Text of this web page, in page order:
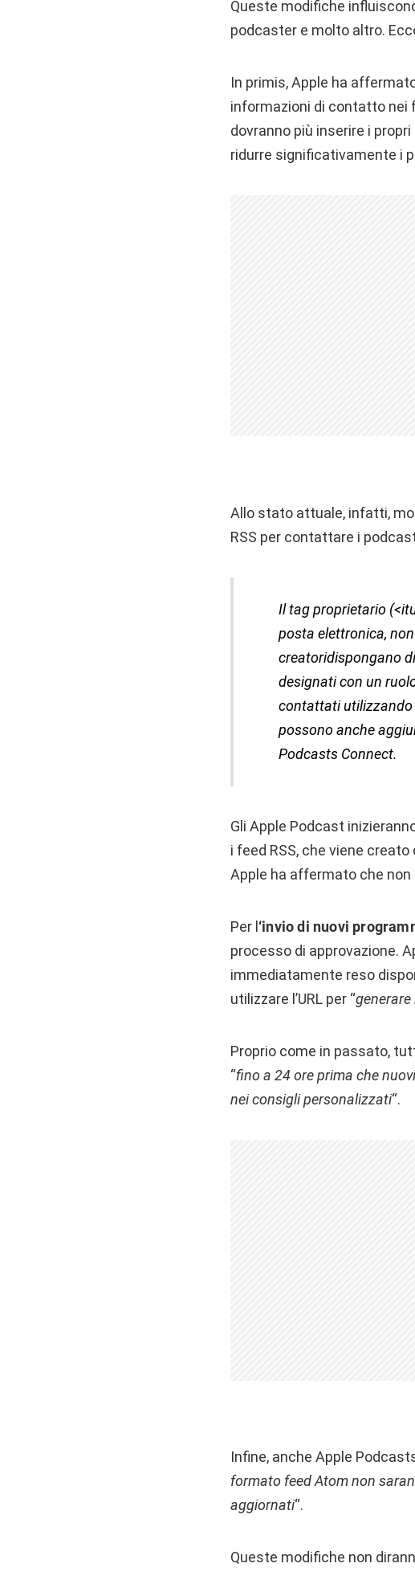
Queste modifiche
podcaster e molto altro.
In primis, Apple ha
informazioni di contatto nei
dovranno più inserire i
ridurre significativamente i
Allo stato attuale, infatti,
RSS per contattare i
Il tag proprietario
posta elettronica,
creatoridispongano
designati con un
contattati utilizzando
possono anche
Podcasts Connect.
Gli Apple Podcast
i feed RSS, che viene
Apple ha affermato che non
Per l ‘invio di nuovi
processo di approvazione.
immediatamente reso
utilizzare l’URL per “
Proprio come in passato,
“fino a 24 ore prima che
nei consigli personalizzati“.
Infine, anche Apple
formato feed Atom non
aggiornati“.
Queste modifiche non